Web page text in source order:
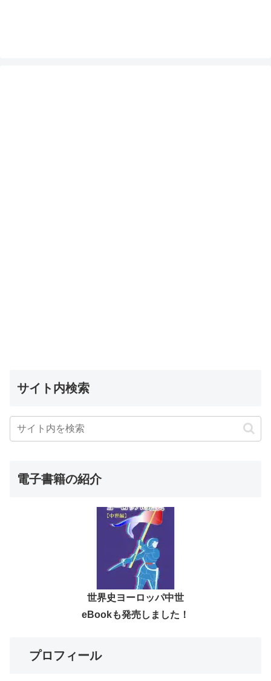
サイト内検索
電子書籍の紹介
世界史ヨーロッパ中世
eBookも発売しました！
プロフィール